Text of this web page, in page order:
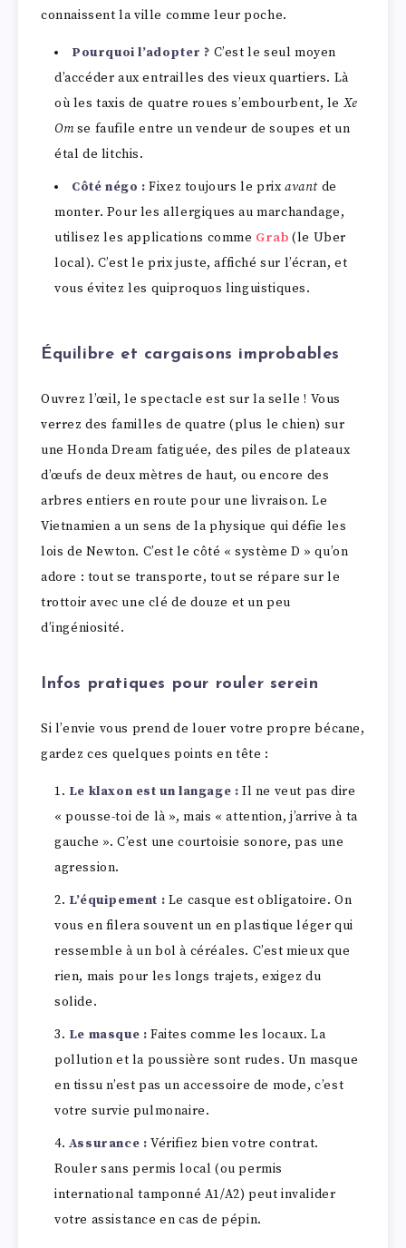
connaissent la ville comme leur poche.
Pourquoi l’adopter ? C’est le seul moyen
d’accéder aux entrailles des vieux quartiers. Là
où les taxis de quatre roues s’embourbent, le Xe
Omse faufile entre un vendeur de soupes et un
étal de litchis.
Côté négo : Fixez toujours le prixavant de
monter. Pour les allergiques au marchandage,
utilisez les applications comme Grab (le Uber
local). C’est le prix juste, affiché sur l’écran, et
vous évitez les quiproquos linguistiques.
Équilibre et cargaisons improbables
Ouvrez l’œil, le spectacle est sur la selle ! Vous
verrez des familles de quatre (plus le chien) sur
une Honda Dream fatiguée, des piles de plateaux
d’œufs de deux mètres de haut, ou encore des
arbres entiers en route pour une livraison. Le
Vietnamien a un sens de la physique qui défie les
lois de Newton. C’est le côté « système D » qu’on
adore : tout se transporte, tout se répare sur le
trottoir avec une clé de douze et un peu
d’ingéniosité.
Infos pratiques pour rouler serein
Si l’envie vous prend de louer votre propre bécane,
gardez ces quelques points en tête :
Le klaxon est un langage : Il ne veut pas dire
« pousse-toi de là », mais « attention, j’arrive à ta
gauche ». C’est une courtoisie sonore, pas une
agression.
L’équipement : Le casque est obligatoire. On
vous en filera souvent un en plastique léger qui
ressemble à un bol à céréales. C’est mieux que
rien, mais pour les longs trajets, exigez du
solide.
Le masque : Faites comme les locaux. La
pollution et la poussière sont rudes. Un masque
en tissu n’est pas un accessoire de mode, c’est
votre survie pulmonaire.
Assurance : Vérifiez bien votre contrat.
Rouler sans permis local (ou permis
international tamponné A1/A2) peut invalider
votre assistance en cas de pépin.